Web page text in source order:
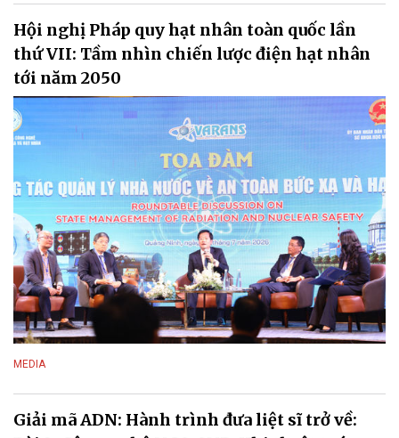
Hội nghị Pháp quy hạt nhân toàn quốc lần
thứ VII: Tầm nhìn chiến lược điện hạt nhân
tới năm 2050
MEDIA
Giải mã ADN: Hành trình đưa liệt sĩ trở về: